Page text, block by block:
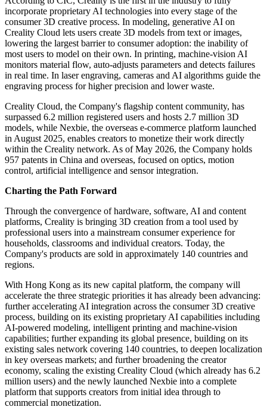
player offering a complete portfolio across 3D printers, 3D printing
consumables, 3D scanners, laser engravers, and accessories. This
full-scenario approach is showing up clearly in revenue mix: in
2025, scanner revenue grew 76.2% year-over-year and consumables
grew 60.0%, lifting non-printer business from about 25% of total
revenue in 2023 to 43% in 2025, against total group revenue of
RMB 3.13 billion. By 2025 GMV, Creality ranks second in the
global consumer 3D printer market with an 11.2% market share, first
in the global consumer 3D scanner market with a 45.3% share, and
fourth in the global consumer laser engraver market with a 4.8%
share.
According to CIC, Creality is the first in the industry to fully
incorporate proprietary AI technologies into every stage of the
consumer 3D creative process. In modeling, generative AI on
Creality Cloud lets users create 3D models from text or images,
lowering the largest barrier to consumer adoption: the inability of
most users to model on their own. In printing, machine-vision AI
monitors material flow, auto-adjusts parameters and detects failures
in real time. In laser engraving, cameras and AI algorithms guide the
engraving process for higher precision and lower waste.
Creality Cloud, the Company's flagship content community, has
surpassed 6.2 million registered users and hosts 2.7 million 3D
models, while Nexbie, the overseas e-commerce platform launched
in August 2025, enables creators to monetize their work directly
within the Creality network. As of May 2026, the Company holds
957 patents in China and overseas, focused on optics, motion
control, artificial intelligence and sensor integration.
Charting the Path Forward
Through the convergence of hardware, software, AI and content
platforms, Creality is bringing 3D creation from a tool used by
professional users into a mainstream consumer experience for
households, classrooms and individual creators. Today, the
Company's products are sold in approximately 140 countries and
regions.